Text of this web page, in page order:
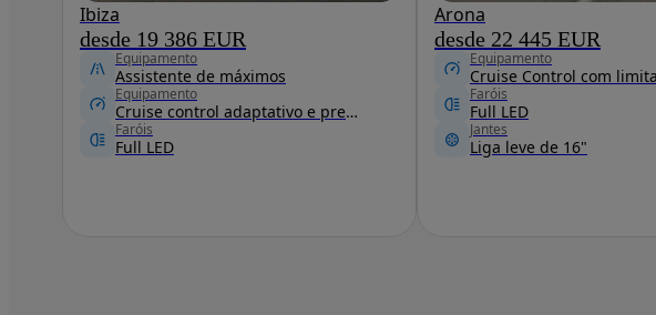
Ibiza
desde 19 386 EUR
Equipamento
Assistente de máximos
Equipamento
Cruise control adaptativo e preditivo
Faróis
Full LED
Arona
desde 22 445 EUR
Equipamento
Faróis
Full LED
Jantes
Liga leve de 16"